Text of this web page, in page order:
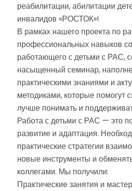
реабилитации, абилитации
инвалидов «РОСТОК»!
В рамках нашего проекта по
профессиональных навыков
работающего с детьми с РАС,
насыщенный семинар,
практическими знаниями и
методиками, которые помогут
лучше понимать и
Работа с детьми с РАС — это
развитие и адаптация.
практические стратегии
новые инструменты и
коллегами. Мы получили:
Практические занятия и